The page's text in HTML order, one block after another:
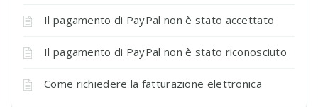
Il pagamento di PayPal non è stato accettato
Il pagamento di PayPal non è stato riconosciuto
Come richiedere la fatturazione elettronica